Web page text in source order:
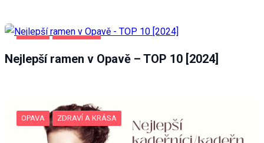
Nejlepší ramen v Opavě – TOP 10 [2024]
OPAVA ZDRAVÍ A KRÁSA